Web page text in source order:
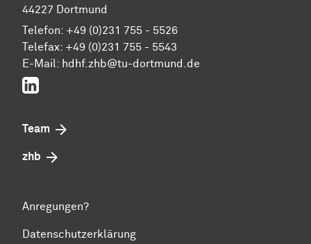
44227 Dortmund
Telefon: +49 (0)231 755 - 5526
Telefax: +49 (0)231 755 - 5543
E-Mail: hdhf.zhb@tu-dortmund.de
Team
zhb
Anregungen?
Datenschutzerklärung